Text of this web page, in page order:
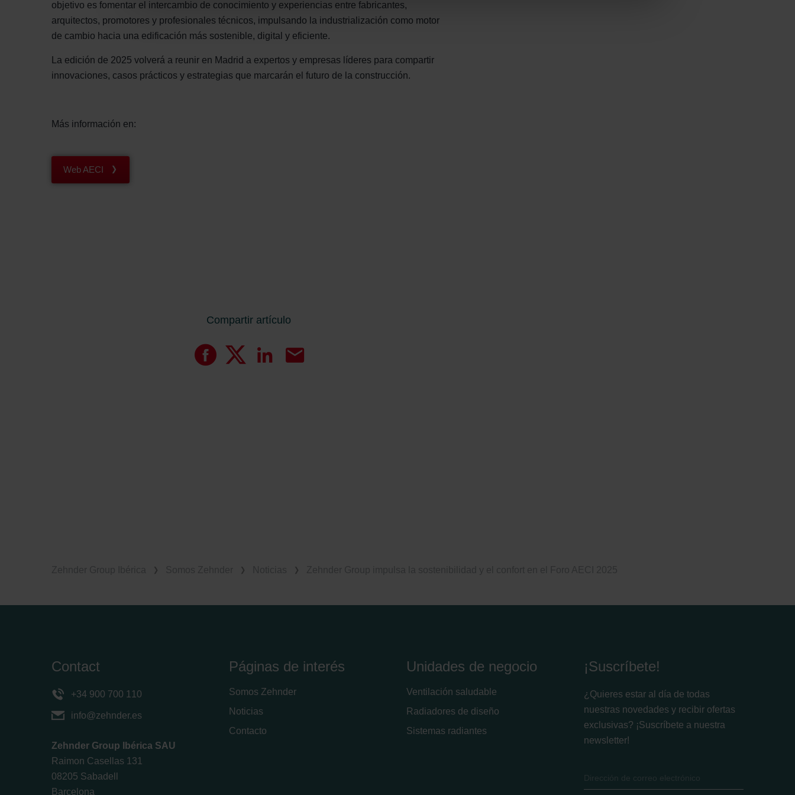
Zehnder Group AG: Data Privacy
Zehnder Group België nv/sa: Déclarations de confidentialité
Zehnder Group France: Protection des données
Zehnder Group Ibérica SAU: Política de privacidad
objetivo es fomentar el intercambio de conocimiento y experiencias entre fabricantes,
arquitectos, promotores y profesionales técnicos, impulsando la industrialización como motor
de cambio hacia una edificación más sostenible, digital y eficiente.
La edición de 2025 volverá a reunir en Madrid a expertos y empresas líderes para compartir
innovaciones, casos prácticos y estrategias que marcarán el futuro de la construcción.
Más información en:
Web AECI
Compartir artículo
Contact
+34 900 700 110
info@zehnder.es
Zehnder Group Ibérica SAU
Raimon Casellas 131
08205 Sabadell
Barcelona
Páginas de interés
Somos Zehnder
Noticias
Contacto
Unidades de negocio
Ventilación saludable
Radiadores de diseño
Sistemas radiantes
¡Suscríbete!
¿Quieres estar al día de todas
nuestras novedades y recibir ofertas
exclusivas? ¡Suscríbete a nuestra
newsletter!